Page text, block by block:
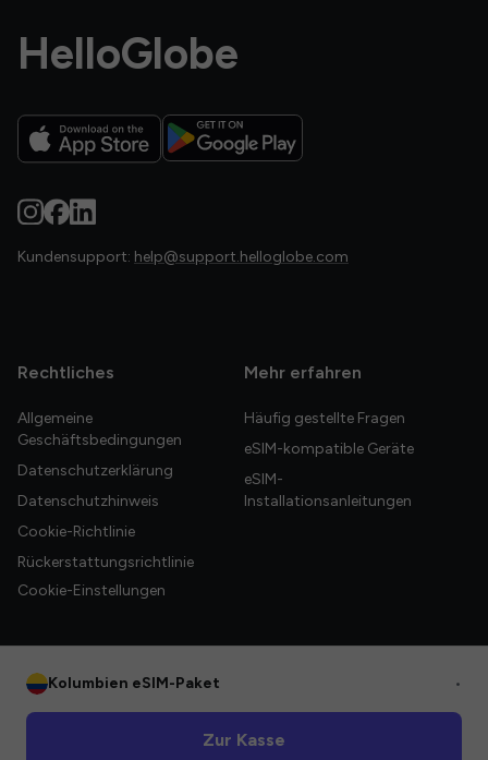
HelloGlobe
Kundensupport: help@support.helloglobe.com
Rechtliches
Allgemeine
Geschäftsbedingungen
Datenschutzerklärung
Datenschutzhinweis
Cookie-Richtlinie
Rückerstattungsrichtlinie
Cookie-Einstellungen
Mehr erfahren
Häufig gestellte Fragen
eSIM-kompatible Geräte
eSIM-
Installationsanleitungen
Kolumbien eSIM-Paket •
Zur Kasse